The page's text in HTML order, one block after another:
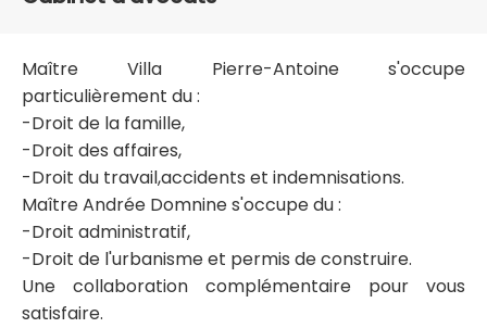
Maître Villa Pierre-Antoine s'occupe
particulièrement du :
-Droit de la famille,
-Droit des affaires,
-Droit du travail,accidents et indemnisations.
Maître Andrée Domnine s'occupe du :
-Droit administratif,
-Droit de l'urbanisme et permis de construire.
Une collaboration complémentaire pour vous
satisfaire.